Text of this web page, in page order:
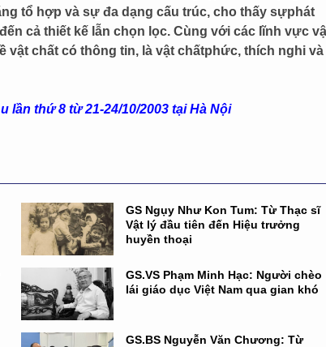
tổ hợp và sự đa dạng cấu trúc, cho thấy sựphát
cả thiết kế lẫn chọn lọc. Cùng với các lĩnh vực
vật chất có thông tin, là vật chấtphức, thích nghi và
lần thứ 8 từ 21-24/10/2003 tại Hà Nội
GS Ngụy Như Kon Tum: Từ Thạc sĩ
Vật lý đầu tiên đến Hiệu trưởng
huyền thoại
GS.VS Phạm Minh Hạc: Người chèo
lái giáo dục Việt Nam qua gian khó
GS.BS Nguyễn Văn Chương: Từ